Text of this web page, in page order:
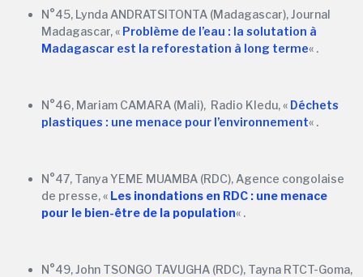
N°45, Lynda ANDRATSITONTA (Madagascar), Journal
Madagascar, « Problème de l’eau : la solutation à
Madagascar est la reforestation à long terme« .
N°46, Mariam CAMARA (Mali), Radio Kledu, « Déchets
plastiques : une menace pour l’environnement« .
N°47, Tanya YEME MUAMBA (RDC), Agence congolaise
de presse, « Les inondations en RDC : une menace
pour le bien-être de la population« .
N°49, John TSONGO TAVUGHA (RDC), Tayna RTCT-Goma,